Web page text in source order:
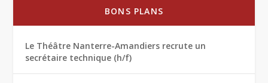
BONS PLANS
Le Théâtre Nanterre-Amandiers recrute un
secrétaire technique (h/f)